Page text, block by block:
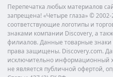
Перепечатка любых материалов
запрещена! «Четыре глаза» ©
соответствующие логотипы и
знаками компании Discovery, а
филиалов. Данные товарные знаки
права защищены. Discovery.com.
исключительно информационный
не является публичной офертой,